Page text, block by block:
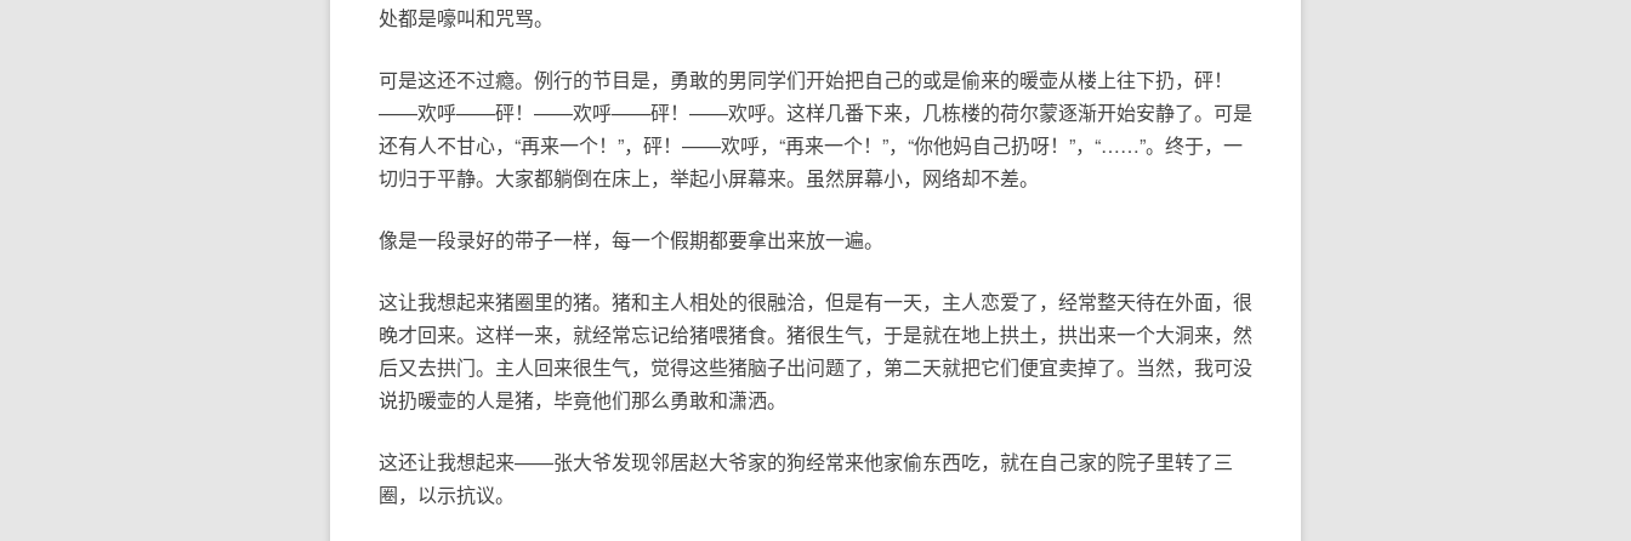
处都是嚎叫和咒骂。
可是这还不过瘾。例行的节目是，勇敢的男同学们开始把自己的或是偷来的暖壶从楼上往下扔，砰！
——欢呼——砰！——欢呼——砰！——欢呼。这样几番下来，几栋楼的荷尔蒙逐渐开始安静了。可是
还有人不甘心，“再来一个！”，砰！——欢呼，“再来一个！”，“你他妈自己扔呀！”，“……”。终于，一
切归于平静。大家都躺倒在床上，举起小屏幕来。虽然屏幕小，网络却不差。
像是一段录好的带子一样，每一个假期都要拿出来放一遍。
这让我想起来猪圈里的猪。猪和主人相处的很融洽，但是有一天，主人恋爱了，经常整天待在外面，很
晚才回来。这样一来，就经常忘记给猪喂猪食。猪很生气，于是就在地上拱土，拱出来一个大洞来，然
后又去拱门。主人回来很生气，觉得这些猪脑子出问题了，第二天就把它们便宜卖掉了。当然，我可没
说扔暖壶的人是猪，毕竟他们那么勇敢和潇洒。
这还让我想起来——张大爷发现邻居赵大爷家的狗经常来他家偷东西吃，就在自己家的院子里转了三
圈，以示抗议。